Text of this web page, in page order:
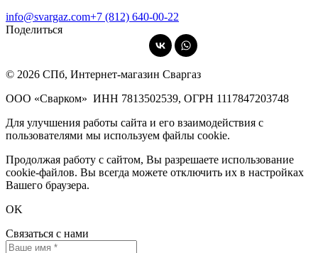
info@svargaz.com+7 (812) 640‑00‑22
Поделиться
© 2026 СПб, Интернет-магазин Сваргаз
ООО «Сварком» ИНН 7813502539, ОГРН 1117847203748
Для улучшения работы сайта и его взаимодействия с
пользователями мы используем файлы cookie.
Продолжая работу с сайтом, Вы разрешаете использование
cookie-файлов. Вы всегда можете отключить их в настройках
Вашего браузера.
OK
Связаться с нами